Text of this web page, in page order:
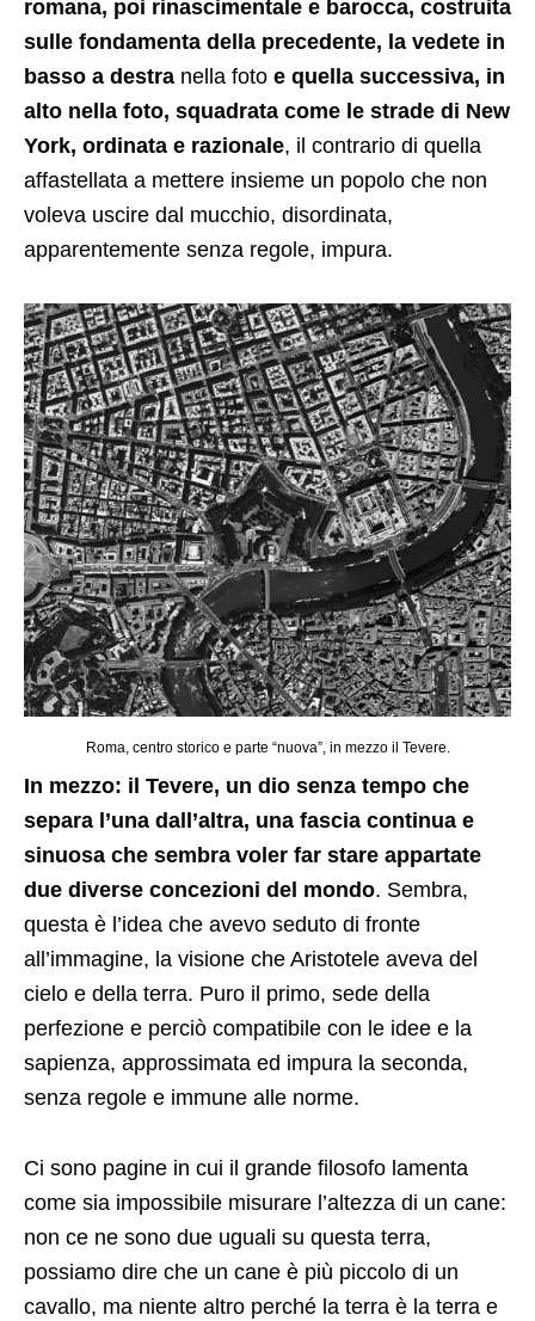
romana, poi rinascimentale e barocca, costruita
sulle fondamenta della precedente, la vedete in
basso a destra nella foto e quella successiva, in
alto nella foto, squadrata come le strade di New
York, ordinata e razionale, il contrario di quella
affastellata a mettere insieme un popolo che non
voleva uscire dal mucchio, disordinata,
apparentemente senza regole, impura.
Roma, centro storico e parte “nuova”, in mezzo il Tevere.
In mezzo: il Tevere, un dio senza tempo che
separa l’una dall’altra, una fascia continua e
sinuosa che sembra voler far stare appartate
due diverse concezioni del mondo. Sembra,
questa è l’idea che avevo seduto di fronte
all’immagine, la visione che Aristotele aveva del
cielo e della terra. Puro il primo, sede della
perfezione e perciò compatibile con le idee e la
sapienza, approssimata ed impura la seconda,
senza regole e immune alle norme.
Ci sono pagine in cui il grande filosofo lamenta
come sia impossibile misurare l’altezza di un cane:
non ce ne sono due uguali su questa terra,
possiamo dire che un cane è più piccolo di un
cavallo, ma niente altro perché la terra è la terra e